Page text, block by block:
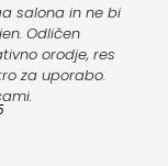
salona in ne bi
Odličen
orodje, res
za uporabo.